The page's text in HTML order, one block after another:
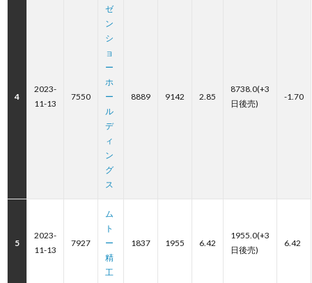
4
2023-
11-13
7550
ゼ
ン
シ
ョ
ー
ホ
ー
ル
デ
ィ
ン
グ
ス
8889 9142 2.85
8738.0(+3
日後売)
-1.70
5
2023-
11-13
7927
ム
ト
ー
精
工
1837 1955 6.42
1955.0(+3
日後売)
6.42